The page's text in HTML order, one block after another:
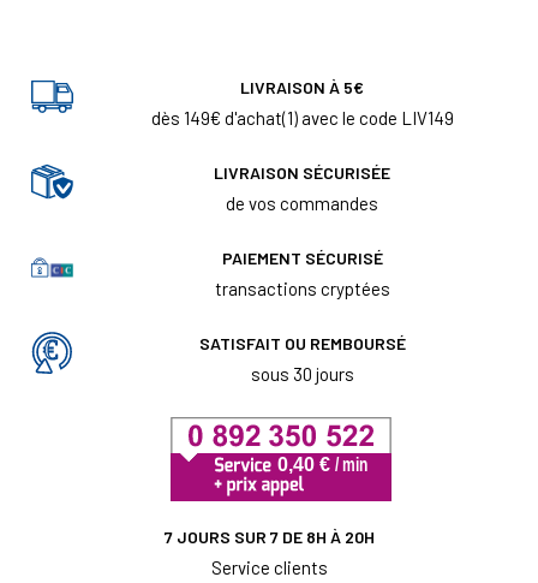
LIVRAISON À 5€
dès 149€ d'achat(1) avec le code LIV149
LIVRAISON SÉCURISÉE
de vos commandes
PAIEMENT SÉCURISÉ
transactions cryptées
SATISFAIT OU REMBOURSÉ
sous 30 jours
7 JOURS SUR 7 DE 8H À 20H
Service clients